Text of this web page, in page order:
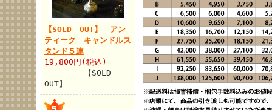
【SOLD OUT】 アン
ティーク キャンドルス
タンド５連
19,800円(税込)
【SOLD
OUT】